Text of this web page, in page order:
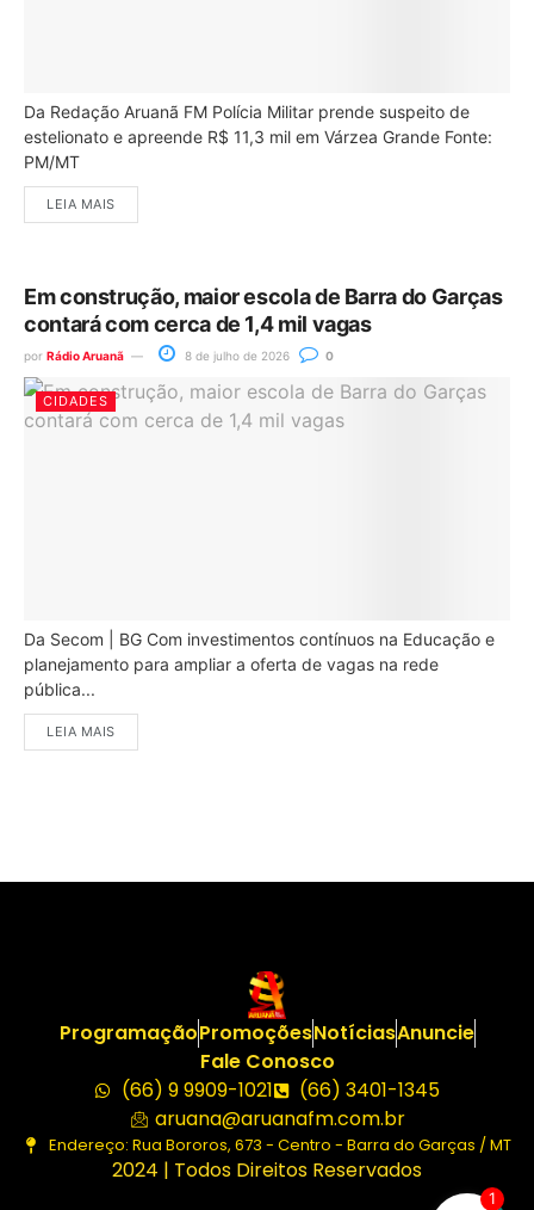
Da Redação Aruanã FM Polícia Militar prende suspeito de
estelionato e apreende R$ 11,3 mil em Várzea Grande Fonte:
PM/MT
LEIA MAIS
Em construção, maior escola de Barra do Garças
contará com cerca de 1,4 mil vagas
por Rádio Aruanã 8 de julho de 2026 0
CIDADES
Da Secom | BG Com investimentos contínuos na Educação e
planejamento para ampliar a oferta de vagas na rede
pública...
LEIA MAIS
ProgramaçãoPromoçõesNotíciasAnuncie
Fale Conosco
(66) 9 9909-1021
(66) 3401-1345
aruana@aruanafm.com.br
Endereço: Rua Bororos, 673 - Centro - Barra do Garças / MT
2024 | Todos Direitos Reservados
1